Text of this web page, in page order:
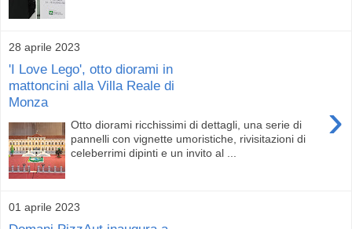
28 aprile 2023
'I Love Lego', otto diorami in
mattoncini alla Villa Reale di
Monza
›
Otto diorami ricchissimi di dettagli, una serie di
pannelli con vignette umoristiche, rivisitazioni di
celeberrimi dipinti e un invito al ...
01 aprile 2023